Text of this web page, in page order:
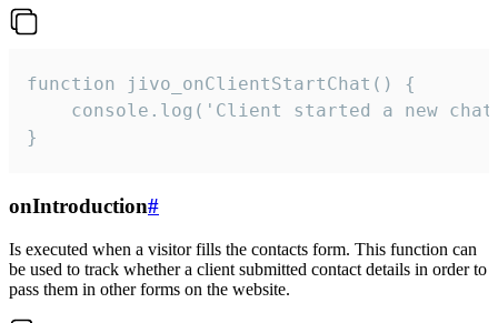
function jivo_onClientStartChat() {
console.log('Client started a new
}
onIntroduction#
Is executed when a visitor fills the contacts form. This function can
be used to track whether a client submitted contact details in order to
pass them in other forms on the website.